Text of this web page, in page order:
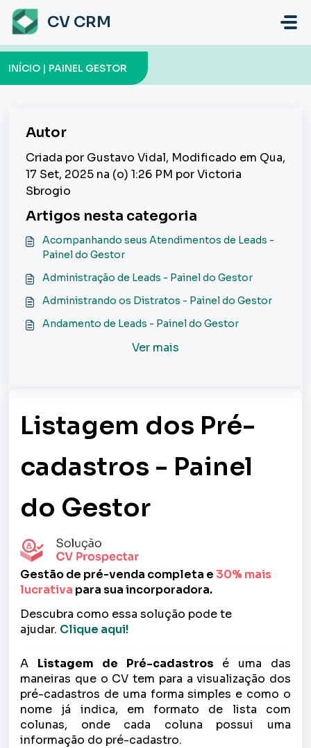
Ir para o conteúdo principal
CV CRM
INÍCIO | PAINEL GESTOR
Autor
Criada por Gustavo Vidal, Modificado em Qua,
17 Set, 2025 na (o) 1:26 PM por Victoria
Sbrogio
Artigos nesta categoria
Acompanhando seus Atendimentos de Leads -
Painel do Gestor
Administração de Leads - Painel do Gestor
Administrando os Distratos - Painel do Gestor
Andamento de Leads - Painel do Gestor
Ver mais
Listagem dos Pré-
cadastros - Painel
do Gestor
Gestão de pré-venda completa e 30% mais
lucrativa para sua incorporadora.
Descubra como essa solução pode te
ajudar. Clique aqui!
A Listagem de Pré-cadastros é uma das
maneiras que o CV tem para a visualização dos
pré-cadastros de uma forma simples e como o
nome já indica, em formato de lista com
colunas, onde cada coluna possui uma
informação do pré-cadastro.